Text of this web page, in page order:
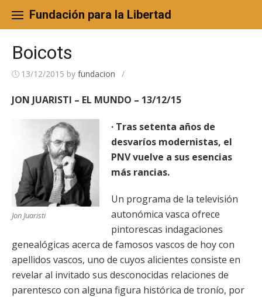
content
Fundación para la Libertad
Boicots
13/12/2015 by fundacion /
JON JUARISTI – EL MUNDO – 13/12/15
Jon Juaristi
· Tras setenta años de
desvaríos modernistas, el
PNV vuelve a sus esencias
más rancias.
Un programa de la televisión
autonómica vasca ofrece
pintorescas indagaciones
genealógicas acerca de famosos vascos de hoy con
apellidos vascos, uno de cuyos alicientes consiste en
revelar al invitado sus desconocidas relaciones de
parentesco con alguna figura histórica de tronío, por